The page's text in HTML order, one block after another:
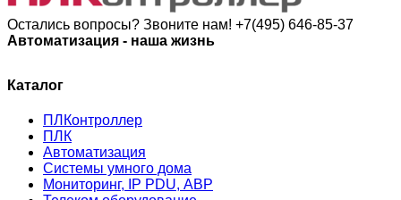
Остались вопросы? Звоните нам! +7(495) 646-85-37
Автоматизация - наша жизнь
Каталог
ПЛКонтроллер
ПЛК
Автоматизация
Системы умного дома
Мониторинг, IP PDU, АВР